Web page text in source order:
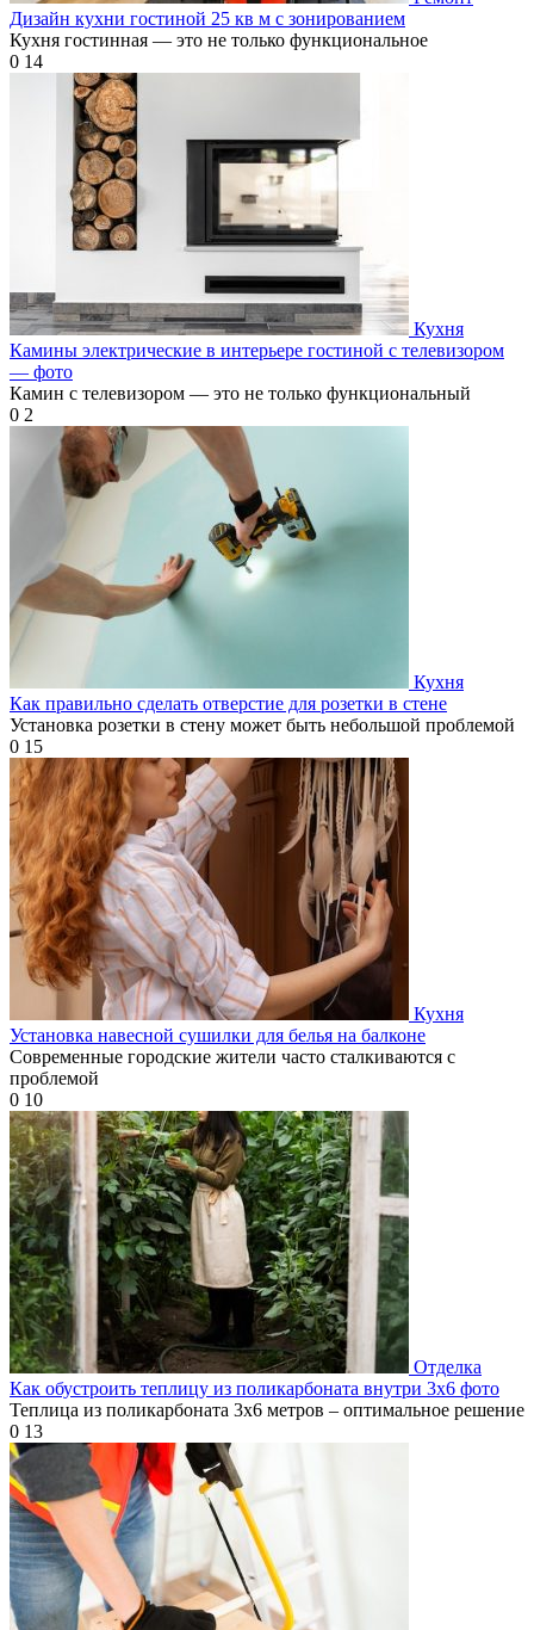
Дизайн кухни гостиной 25 кв м с зонированием
Кухня гостинная — это не только функциональное
0 14
Кухня
Камины электрические в интерьере гостиной с телевизором
— фото
Камин с телевизором — это не только функциональный
0 2
Кухня
Как правильно сделать отверстие для розетки в стене
Установка розетки в стену может быть небольшой проблемой
0 15
Кухня
Установка навесной сушилки для белья на балконе
Современные городские жители часто сталкиваются с
проблемой
0 10
Отделка
Как обустроить теплицу из поликарбоната внутри 3х6 фото
Теплица из поликарбоната 3х6 метров – оптимальное решение
0 13